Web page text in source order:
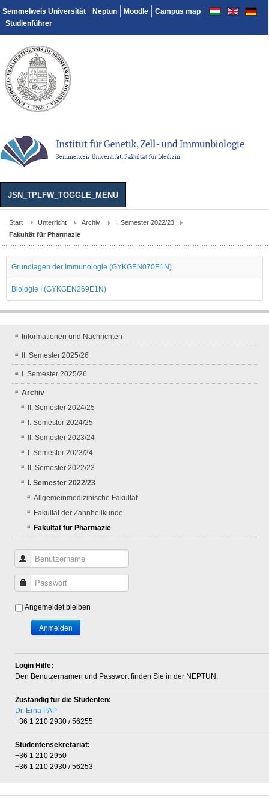
Semmelweis Universität Neptun Moodle
Campus map
Studienführer
JSN_TPLFW_TOGGLE_MENU
Start Unterricht Archiv
I. Semester 2022/23
Fakultät für Pharmazie
Grundlagen der Immunologie (GYKGEN070E1N)
Biologie I (GYKGEN269E1N)
Informationen und Nachrichten
II. Semester 2025/26
I. Semester 2025/26
Archiv
II. Semester 2024/25
I. Semester 2024/25
II. Semester 2023/24
I. Semester 2023/24
II. Semester 2022/23
I. Semester 2022/23
Allgemeinmedizinische Fakultät
Fakultät der Zahnheilkunde
Fakultät für Pharmazie
Benutzername
Passwort
Angemeldet bleiben
Anmelden
Login Hilfe:
Den Benutzernamen und Passwort finden Sie in der NEPTUN.
Zuständig für die Studenten:
Dr. Erna PAP
+36 1 210 2930 / 56255
Studentensekretariat:
+36 1 210 2950
+36 1 210 2930 / 56253